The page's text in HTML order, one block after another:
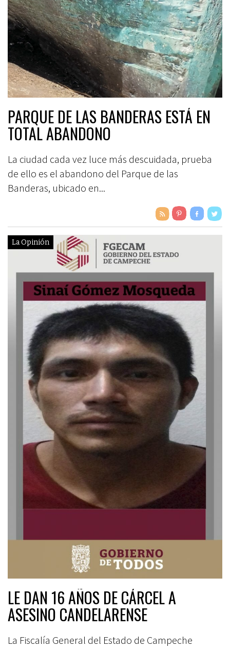
PARQUE DE LAS BANDERAS ESTÁ EN
TOTAL ABANDONO
La ciudad cada vez luce más descuidada, prueba
de ello es el abandono del Parque de las
Banderas, ubicado en...
La Opinión
LE DAN 16 AÑOS DE CÁRCEL A
ASESINO CANDELARENSE
La Fiscalía General del Estado de Campeche